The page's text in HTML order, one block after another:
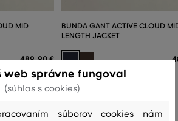
MID
489,90 €
BUNDA GANT ACTIVE CLOUD
LENGTH JACKET
Dostupné veľkosti:
S , M, L ,
web správne fungoval
(súhlas s cookies)
súborov cookies nám